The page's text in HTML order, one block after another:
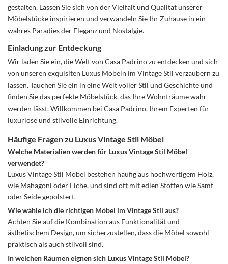
gestalten. Lassen Sie sich von der Vielfalt und Qualität unserer
Möbelstücke inspirieren und verwandeln Sie Ihr Zuhause in ein
wahres Paradies der Eleganz und Nostalgie.
Einladung zur Entdeckung
Wir laden Sie ein, die Welt von Casa Padrino zu entdecken und sich
von unseren exquisiten Luxus Möbeln im Vintage Stil verzaubern zu
lassen. Tauchen Sie ein in eine Welt voller Stil und Geschichte und
finden Sie das perfekte Möbelstück, das Ihre Wohnträume wahr
werden lässt. Willkommen bei Casa Padrino, Ihrem Experten für
luxuriöse und stilvolle Einrichtung.
Häufige Fragen zu Luxus Vintage Stil Möbel
Welche Materialien werden für Luxus Vintage Stil Möbel
verwendet?
Luxus Vintage Stil Möbel bestehen häufig aus hochwertigem Holz,
wie Mahagoni oder Eiche, und sind oft mit edlen Stoffen wie Samt
oder Seide gepolstert.
Wie wähle ich die richtigen Möbel im Vintage Stil aus?
Achten Sie auf die Kombination aus Funktionalität und
ästhetischem Design, um sicherzustellen, dass die Möbel sowohl
praktisch als auch stilvoll sind.
In welchen Räumen eignen sich Luxus Vintage Stil Möbel?